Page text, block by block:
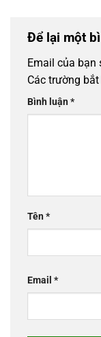
Để lại một
Email của bạn
Các trường
Bình luận*
Tên*
Email *